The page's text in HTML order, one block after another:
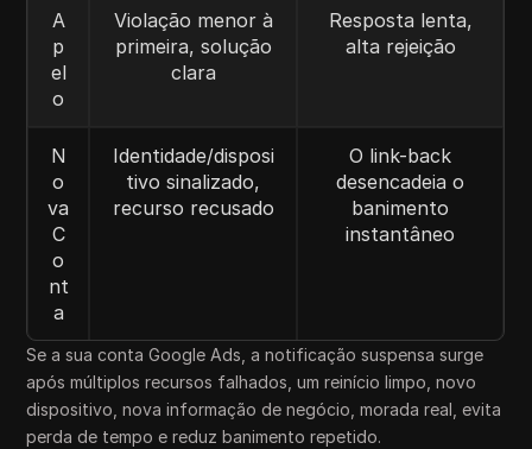
A
p
el
o
Violação menor à
primeira, solução
clara
Resposta lenta,
alta rejeição
N
o
va
C
o
nt
a
Identidade/disposi
tivo sinalizado,
recurso recusado
O link-back
desencadeia o
banimento
instantâneo
Se a sua conta Google Ads, a notificação suspensa surge
após múltiplos recursos falhados, um reinício limpo, novo
dispositivo, nova informação de negócio, morada real, evita
perda de tempo e reduz banimento repetido.